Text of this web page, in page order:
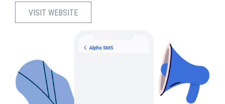
VISIT WEBSITE